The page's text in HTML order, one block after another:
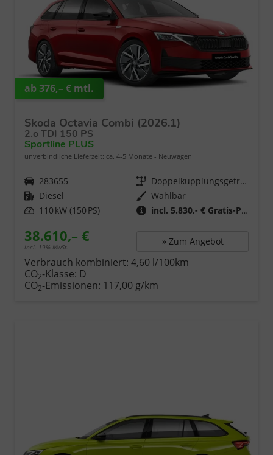
ab 376,– € mtl.
Skoda Octavia Combi (2026.1)
2.o TDI 150 PS
Sportline PLUS
unverbindliche Lieferzeit: ca. 4-5 Monate Neuwagen
Fahrzeugnr. 283655 Getriebe
Doppelkupplungsgetriebe (DSG)
Kraftstoff Diesel
Wählbar
Leistung 110 kW (150 PS) incl. 5.830,- € Gratis-Paket
38.610,– €
incl. 19% MwSt. » Zum Angebot
Verbrauch kombiniert: 4,60 l/100km
CO2-Klasse: D
CO2-Emissionen: 117,00 g/km